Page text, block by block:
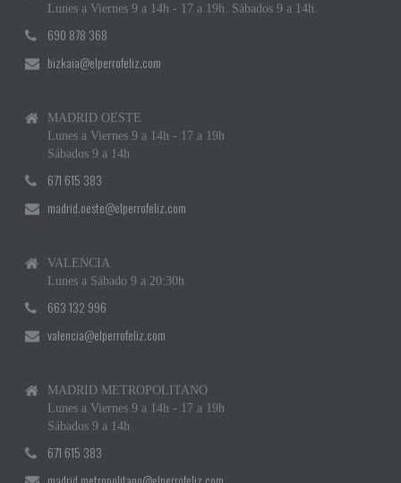
Lunes a Viernes 9 a 14h - 17 a 19h. Sábados 9 a 14h.
690 878 368
bizkaia@elperrofeliz.com
MADRID OESTE
Lunes a Viernes 9 a 14h - 17 a 19h
Sábados 9 a 14h
671 615 383
madrid.oeste@elperrofeliz.com
VALENCIA
Lunes a Sábado 9 a 20:30h
663 132 996
valencia@elperrofeliz.com
MADRID METROPOLITANO
Lunes a Viernes 9 a 14h - 17 a 19h
Sábados 9 a 14h
671 615 383